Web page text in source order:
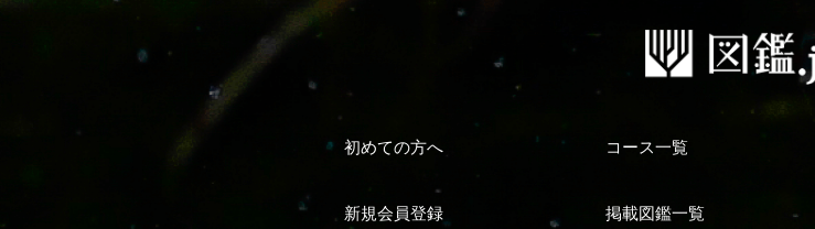
初めての方へ コース一覧
新規会員登録 掲載図鑑一覧